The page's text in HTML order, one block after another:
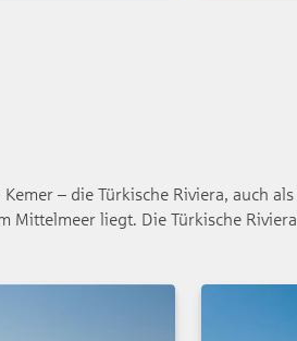
Kemer – die Türkische Riviera, auch
Mittelmeer liegt. Die Türkische